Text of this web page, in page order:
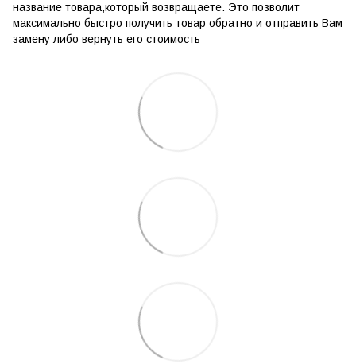
название товара,который возвращаете. Это позволит
максимально быстро получить товар обратно и отправить Вам
замену либо вернуть его стоимость